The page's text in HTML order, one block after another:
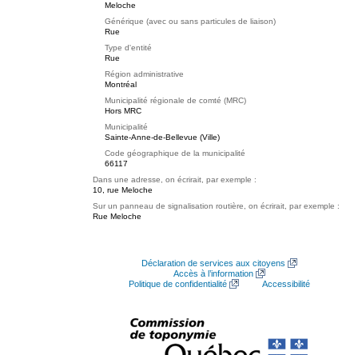
Meloche
Générique (avec ou sans particules de liaison)
Rue
Type d'entité
Rue
Région administrative
Montréal
Municipalité régionale de comté (MRC)
Hors MRC
Municipalité
Sainte-Anne-de-Bellevue (Ville)
Code géographique de la municipalité
66117
Dans une adresse, on écrirait, par exemple :
10, rue Meloche
Sur un panneau de signalisation routière, on écrirait, par exemple :
Rue Meloche
Déclaration de services aux citoyens
Accès à l’information
Politique de confidentialité
Accessibilité